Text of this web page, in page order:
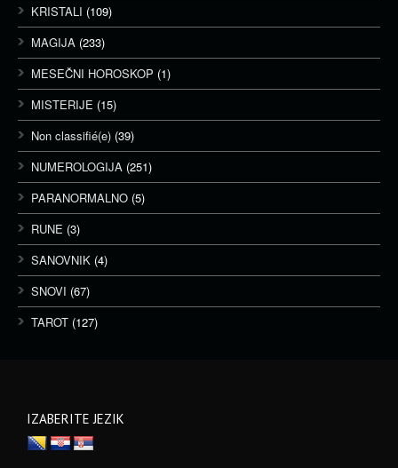
KRISTALI (109)
MAGIJA (233)
MESEČNI HOROSKOP (1)
MISTERIJE (15)
Non classifié(e) (39)
NUMEROLOGIJA (251)
PARANORMALNO (5)
RUNE (3)
SANOVNIK (4)
SNOVI (67)
TAROT (127)
IZABERITE JEZIK